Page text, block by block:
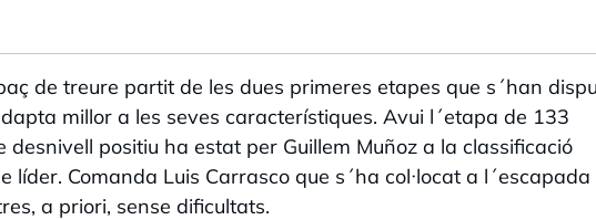
de treure partit de les dues primeres etapes que s´han
millor a les seves característiques. Avui l´etapa de 133
positiu ha estat per Guillem Muñoz a la classificació
líder. Comanda Luis Carrasco que s´ha col·locat a l´escapada
a priori, sense dificultats.